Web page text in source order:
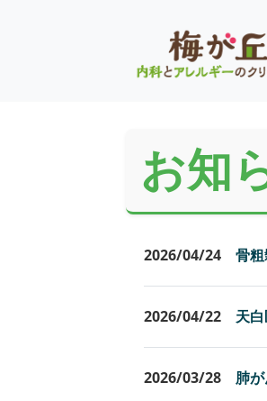
お知
2026/04/24 骨
2026/04/22 天
2026/03/28 肺